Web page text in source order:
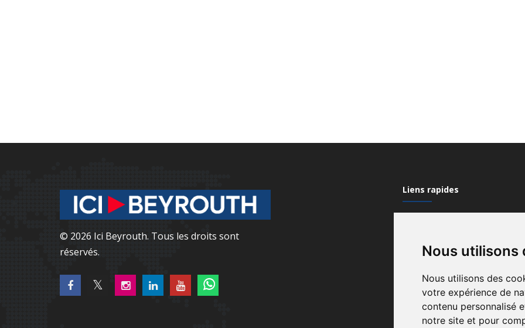
Nous utilisons
Nous utilisons des
votre expérience de
contenu personnalisé
notre site et pour
© 2026 Ici Beyrouth. Tous les droits sont
réservés.
Liens rapides
Contactez-nous
Recrutement
Gérez vos cookies